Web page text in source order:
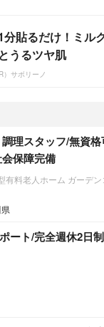
分貼るだけ！ミル
うるツヤ肌
）サボリーノ
調理スタッフ/無資
保障完備
有料老人ホーム ガーデ
ート/完全週休2日